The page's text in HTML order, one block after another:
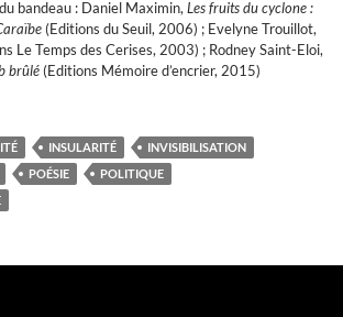
bandeau : Daniel Maximin, Les fruits du cyclone :
(Editions du Seuil, 2006) ; Evelyne Trouillot,
Le Temps des Cerises, 2003) ; Rodney Saint-Eloi,
brûlé (Editions Mémoire d’encrier, 2015)
INSULARITÉ
INVISIBILISATION
POÉSIE
POLITIQUE